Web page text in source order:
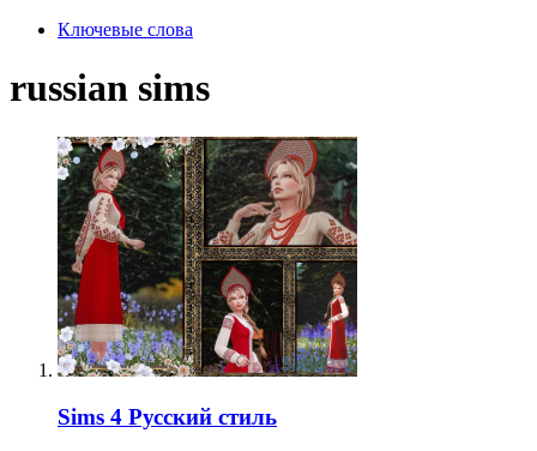
Ключевые слова
russian sims
Sims 4 Русский стиль